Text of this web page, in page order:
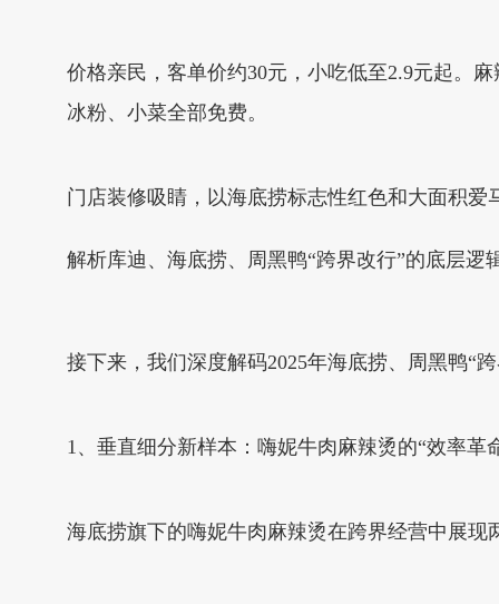
价格亲民，客单价约30元，小吃低至2.9元起。
冰粉、小菜全部免费。
门店装修吸睛，以海底捞标志性红色和大面积
解析库迪、海底捞、周黑鸭“跨界改行”的底层逻
接下来，我们深度解码2025年海底捞、周黑鸭“
1、垂直细分新样本：嗨妮牛肉麻辣烫的“效率革
海底捞旗下的嗨妮牛肉麻辣烫在跨界经营中展现